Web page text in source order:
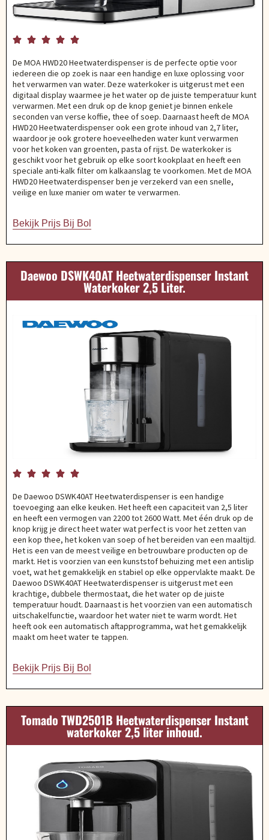
    
De MOA HWD20 Heetwaterdispenser is de perfecte optie voor
iedereen die op zoek is naar een handige en luxe oplossing voor
het verwarmen van water. Deze waterkoker is uitgerust met een
digitaal display waarmee je het water op de juiste temperatuur kunt
verwarmen. Met een druk op de knop geniet je binnen enkele
seconden van verse koffie, thee of soep. Daarnaast heeft de MOA
HWD20 Heetwaterdispenser ook een grote inhoud van 2,7 liter,
waardoor je ook grotere hoeveelheden water kunt verwarmen
voor het koken van groenten, pasta of rijst. De waterkoker is
geschikt voor het gebruik op elke soort kookplaat en heeft een
speciale anti-kalk filter om kalkaanslag te voorkomen. Met de MOA
HWD20 Heetwaterdispenser ben je verzekerd van een snelle,
veilige en luxe manier om water te verwarmen.
Bekijk Prijs Bij Bol
Daewoo DSWK40AT Heetwaterdispenser Instant
Waterkoker 2,5 Liter.
    
De Daewoo DSWK40AT Heetwaterdispenser is een handige
toevoeging aan elke keuken. Het heeft een capaciteit van 2,5 liter
en heeft een vermogen van 2200 tot 2600 Watt. Met één druk op de
knop krijg je direct heet water wat perfect is voor het zetten van
een kop thee, het koken van soep of het bereiden van een maaltijd.
Het is een van de meest veilige en betrouwbare producten op de
markt. Het is voorzien van een kunststof behuizing met een antislip
voet, wat het gemakkelijk en stabiel op elke oppervlakte maakt. De
Daewoo DSWK40AT Heetwaterdispenser is uitgerust met een
krachtige, dubbele thermostaat, die het water op de juiste
temperatuur houdt. Daarnaast is het voorzien van een automatisch
uitschakelfunctie, waardoor het water niet te warm wordt. Het
heeft ook een automatisch aftapprogramma, wat het gemakkelijk
maakt om heet water te tappen.
Bekijk Prijs Bij Bol
Tomado TWD2501B Heetwaterdispenser Instant
waterkoker 2,5 liter inhoud.